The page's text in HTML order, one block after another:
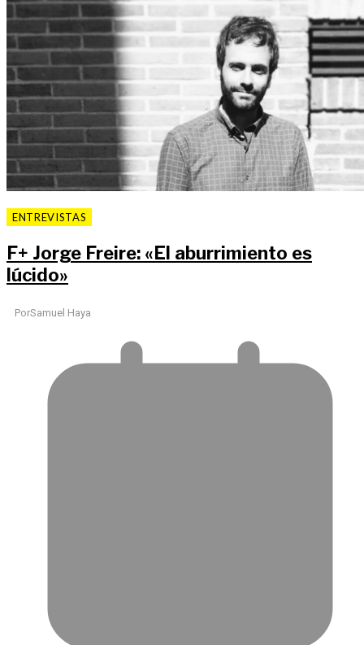
ENTREVISTAS
F+ Jorge Freire: «El aburrimiento es
lúcido»
PorSamuel Haya